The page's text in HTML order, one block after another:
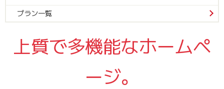
TEL: 046-250-1005
月～金曜日 9:00～17:00
プラン一覧
上質で多機能なホームペ
ージ。